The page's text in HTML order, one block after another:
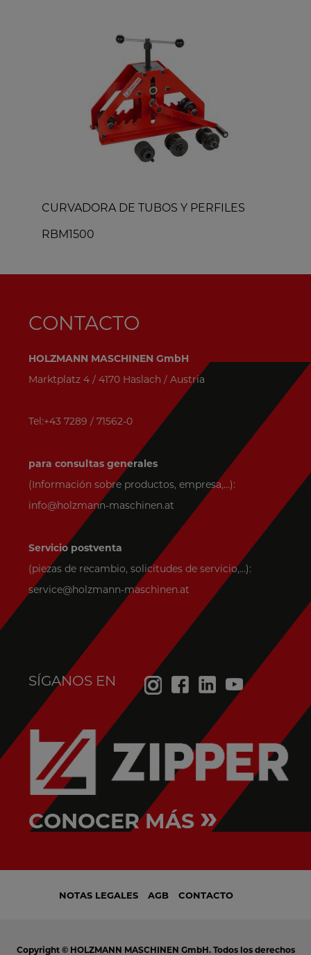
CURVADORA DE TUBOS Y PERFILES
RBM1500
CONTACTO
HOLZMANN MASCHINEN GmbH
Marktplatz 4 / 4170 Haslach / Austria
Tel:+43 7289 / 71562-0
para consultas generales
(Información sobre productos, empresa,...):
info@holzmann-maschinen.at
Servicio postventa
(piezas de recambio, solicitudes de servicio,...):
service@holzmann-maschinen.at
SÍGANOS EN
CONOCER MÁS »
NOTAS LEGALES AGB CONTACTO
Copyright © HOLZMANN MASCHINEN GmbH. Todos los derechos